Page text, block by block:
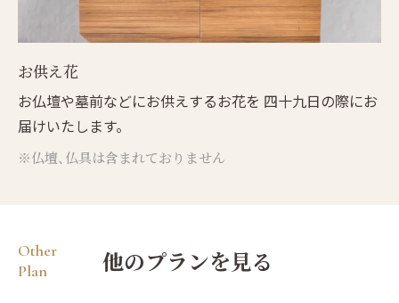
お供え花
お仏壇や墓前などにお供えするお花を 四十九日の際にお
届けいたします。
※仏壇、仏具は含まれておりません
Other
Plan
他のプランを見る